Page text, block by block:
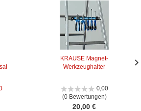
KRAUSE Magnet-
Werkzeughalter
0,00
(0 Bewertungen)
20,00 €